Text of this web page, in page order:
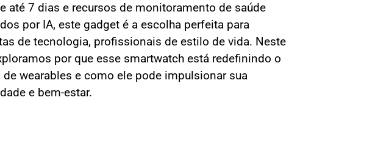
até 7 dias e recursos de monitoramento de saúde
por IA, este gadget é a escolha perfeita para
de tecnologia, profissionais de estilo de vida. Neste
por que esse smartwatch está redefinindo o
de wearables e como ele pode impulsionar sua
e bem-estar.